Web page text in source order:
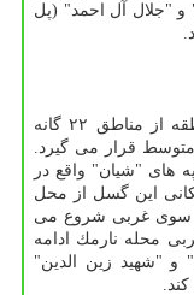
و "جلال آل احمد" (پل
گسل نارمك در منطقه ۴ (شرقی ترین منطقه از مناطق ۲۲ گانه
قرار می گیرد.
های "شیان" واقع در
این گسل از محل
سوی غربی شروع می
محله نارمك ادامه
و "شهید زین الدین"